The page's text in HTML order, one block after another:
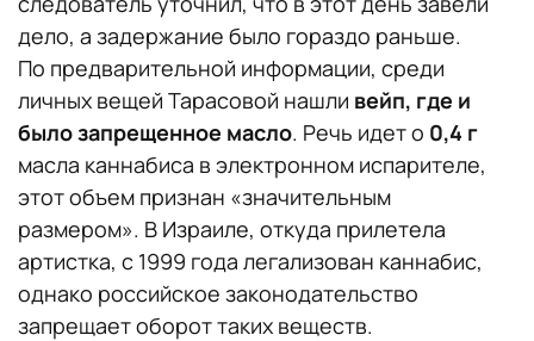
дело, а задержание было гораздо раньше.
По предварительной информации, среди
личных вещей Тарасовой нашли вейп, где и
было запрещенное масло. Речь идет о 0,4 г
масла каннабиса в электронном испарителе,
этот объем признан «значительным
размером». В Израиле, откуда прилетела
артистка, с 1999 года легализован каннабис,
однако российское законодательство
запрещает оборот таких веществ.